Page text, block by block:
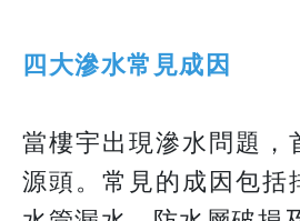
四大滲水常見成因
當樓宇出現滲水問題，
源頭。常見的成因包括